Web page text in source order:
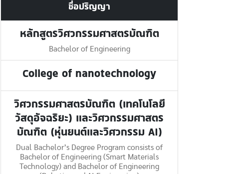
ชื่อปริญญา
หลักสูตรวิศวกรรมศาสตรบัณฑิต
Bachelor of Engineering
College of nanotechnology
วิศวกรรมศาสตรบัณฑิต (เทคโนโลยี
วัสดุอัจฉริยะ) และวิศวกรรมศาสตร
บัณฑิต (หุ่นยนต์และวิศวกรรม AI)‎
Dual Bachelor’s Degree Program consists of
Bachelor of Engineering (Smart Materials
Technology) and Bachelor of Engineering